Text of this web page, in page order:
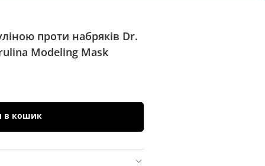
проти набряків Dr.
Modeling Mask
в кошик